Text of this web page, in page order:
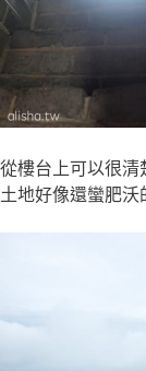
從樓台上可以很清
土地好像還蠻肥沃